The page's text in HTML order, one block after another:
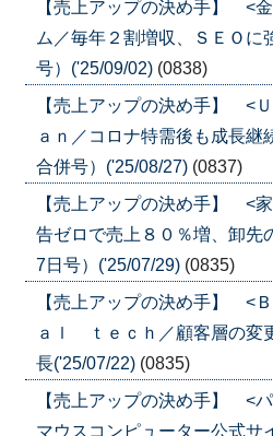
【売上アップの決め手】 <
ム／毎年２割増収、ＳＥＯに
号）('25/09/02) (0838)
【売上アップの決め手】 <
ａｎ／コロナ特需後も成長継
合併号）('25/08/27) (0837)
【売上アップの決め手】 <
告ゼロで売上８０％増、卸先
7日号）('25/07/29) (0835)
【売上アップの決め手】 <
ａｌ ｔｅｃｈ／顧客層の変
長('25/07/22) (0835)
【売上アップの決め手】 <
マウスコンピューター公式